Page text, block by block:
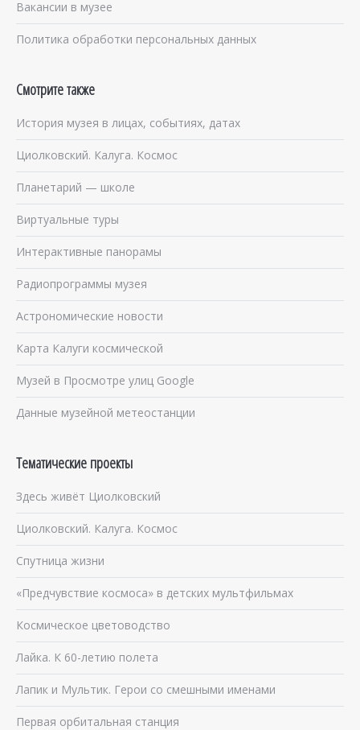
Вакансии в музее
Политика обработки персональных данных
Смотрите также
История музея в лицах, событиях, датах
Циолковский. Калуга. Космос
Планетарий — школе
Виртуальные туры
Интерактивные панорамы
Радиопрограммы музея
Астрономические новости
Карта Калуги космической
Музей в Просмотре улиц Google
Данные музейной метеостанции
Тематические проекты
Здесь живёт Циолковский
Циолковский. Калуга. Космос
Спутница жизни
«Предчувствие космоса» в детских мультфильмах
Космическое цветоводство
Лайка. К 60-летию полета
Лапик и Мультик. Герои со смешными именами
Первая орбитальная станция